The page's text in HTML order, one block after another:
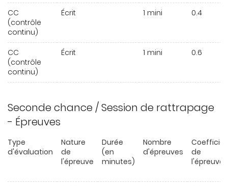
CC
(contrôle
continu)
Écrit 1 mini 0.4
CC
(contrôle
continu)
Écrit 1 mini 0.6
Seconde chance / Session de rattrapage
- Épreuves
Type
d'évaluation
Nature
de
l'épreuve
Durée
(en
minutes)
Nombre
d'épreuves
de
l'épreuve